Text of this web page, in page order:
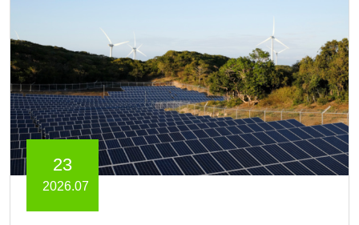
23
2026.07